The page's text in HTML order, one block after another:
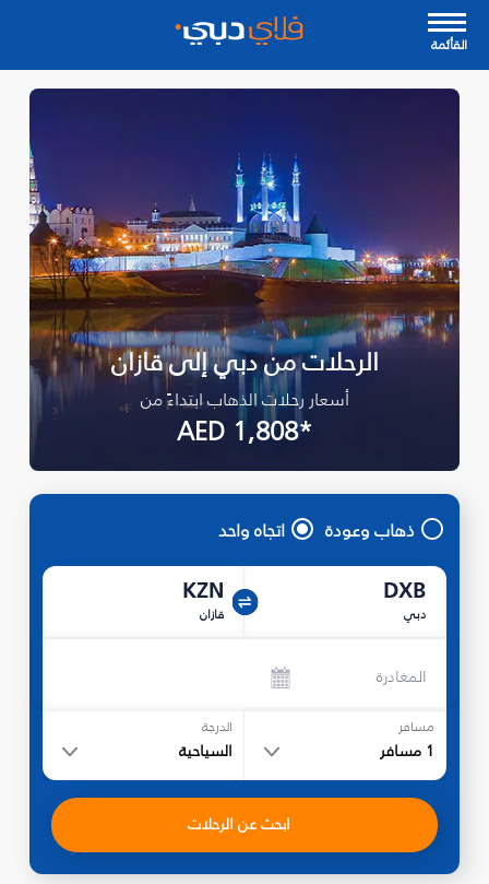
القأئمة
الرحلات من دبي إلى قازان
أسعار رحلات الذهاب ابتداءً من
*AED 1,808
ذهاب وعودة اتجاه واحد
DXB
دبي
KZN
قازان
المغادرة
مسافر
1 مسافر
الدرجة
السياحية
ابحث عن الرحلات